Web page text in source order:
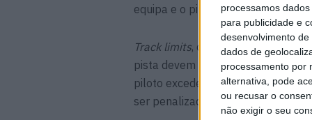
processamos
para publicidade e
desenvolvimento de
dados de
processamento por
alternativa, pode
ou recusar o
não exigir o seu
equipa e o piloto acharem que são
Track limits, ou limites de pista,
pista devem ser respeitados
piloto exceder demasiadas vezes
ser penalizado.